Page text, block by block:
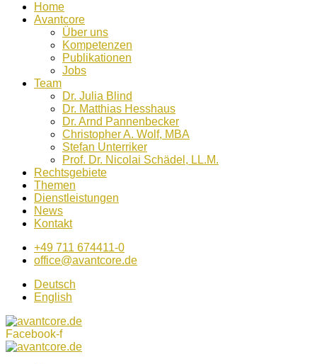
Home
Avantcore
Über uns
Kompetenzen
Publikationen
Jobs
Team
Dr. Julia Blind
Dr. Matthias Hesshaus
Dr. Arnd Pannenbecker
Christopher A. Wolf, MBA
Stefan Unterriker
Prof. Dr. Nicolai Schädel, LL.M.
Rechtsgebiete
Themen
Dienstleistungen
News
Kontakt
+49 711 674411-0
office@avantcore.de
Deutsch
English
Facebook-f